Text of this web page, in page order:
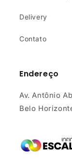
Delivery
Contato
Endereço
Av. Antônio
Belo